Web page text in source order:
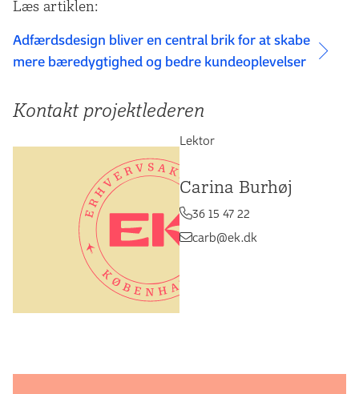
Læs artiklen:
Adfærdsdesign bliver en central brik for at skabe
mere bæredygtighed og bedre kundeoplevelser
Kontakt projektlederen
Lektor
Carina Burhøj
36 15 47 22
carb@ek.dk